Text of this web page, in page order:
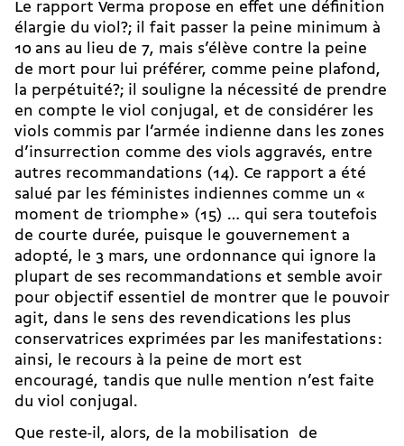
Le rapport Verma propose en effet une définition
élargie du viol?; il fait passer la peine minimum à
10 ans au lieu de 7, mais s’élève contre la peine
de mort pour lui préférer, comme peine plafond,
la perpétuité?; il souligne la nécessité de prendre
en compte le viol conjugal, et de considérer les
viols commis par l’armée indienne dans les zones
d’insurrection comme des viols aggravés, entre
autres recommandations (14). Ce rapport a été
salué par les féministes indiennes comme un «
moment de triomphe » (15) … qui sera toutefois
de courte durée, puisque le gouvernement a
adopté, le 3 mars, une ordonnance qui ignore la
plupart de ses recommandations et semble avoir
pour objectif essentiel de montrer que le pouvoir
agit, dans le sens des revendications les plus
conservatrices exprimées par les manifestations :
ainsi, le recours à la peine de mort est
encouragé, tandis que nulle mention n’est faite
du viol conjugal.
Que reste-il, alors, de la mobilisation de